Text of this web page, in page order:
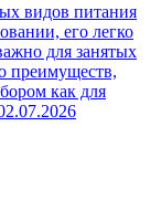
видов питания
его легко
для занятых
преимуществ,
как для